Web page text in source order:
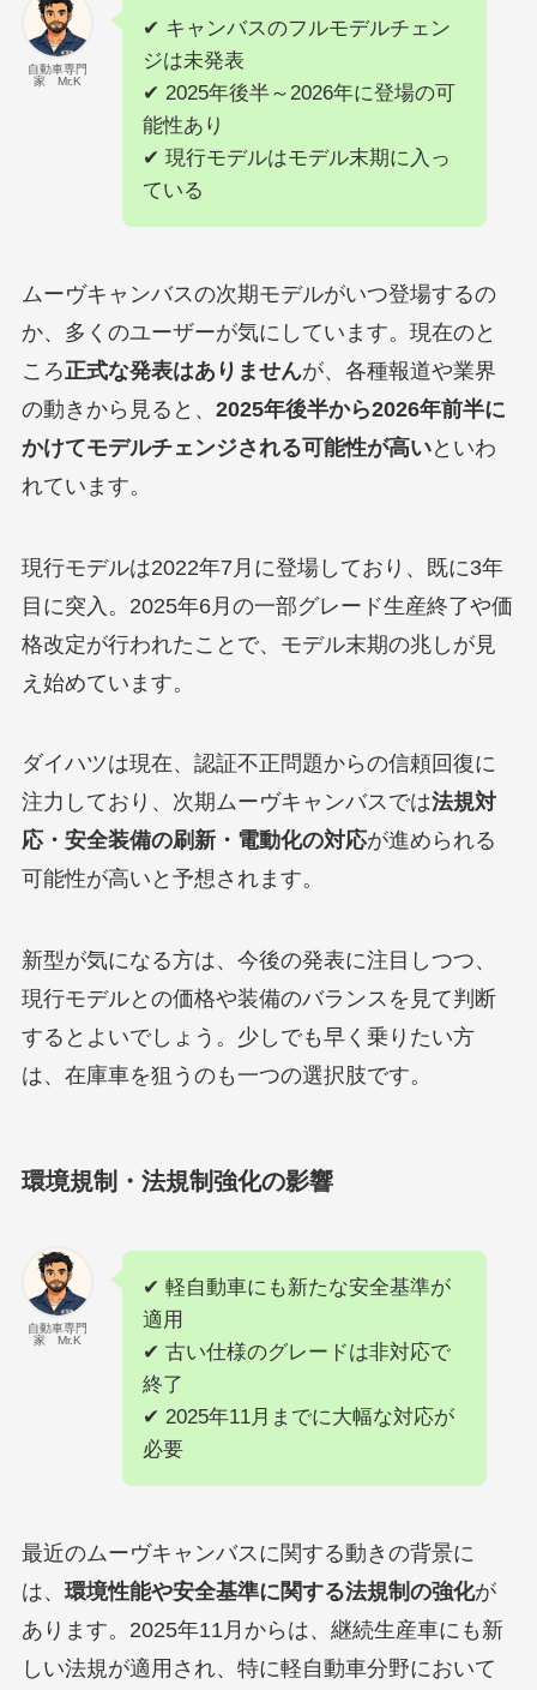
自動車専門
家 Mr.K
✔ キャンバスのフルモデルチェン
ジは未発表
✔ 2025年後半～2026年に登場の可
能性あり
✔ 現行モデルはモデル末期に入っ
ている
ムーヴキャンバスの次期モデルがいつ登場するの
か、多くのユーザーが気にしています。現在のと
ころ正式な発表はありませんが、各種報道や業界
の動きから見ると、 2025年後半から2026年前半に
かけてモデルチェンジされる可能性が高いといわ
れています。
現行モデルは2022年7月に登場しており、既に3年
目に突入。2025年6月の一部グレード生産終了や価
格改定が行われたことで、モデル末期の兆しが見
え始めています。
ダイハツは現在、認証不正問題からの信頼回復に
注力しており、次期ムーヴキャンバスでは法規対
応・安全装備の刷新・電動化の対応が進められる
可能性が高いと予想されます。
新型が気になる方は、今後の発表に注目しつつ、
現行モデルとの価格や装備のバランスを見て判断
するとよいでしょう。少しでも早く乗りたい方
は、在庫車を狙うのも一つの選択肢です。
環境規制・法規制強化の影響
自動車専門
家 Mr.K
✔ 軽自動車にも新たな安全基準が
適用
✔ 古い仕様のグレードは非対応で
終了
✔ 2025年11月までに大幅な対応が
必要
最近のムーヴキャンバスに関する動きの背景に
は、 環境性能や安全基準に関する法規制の強化が
あります。2025年11月からは、継続生産車にも新
しい法規が適用され、特に軽自動車分野において